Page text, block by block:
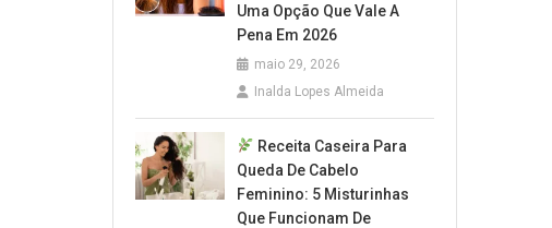
Uma Opção Que Vale A
Pena Em 2026
maio 29, 2026
Inalda Lopes Almeida
Receita Caseira Para
Queda De Cabelo
Feminino: 5 Misturinhas
Que Funcionam De